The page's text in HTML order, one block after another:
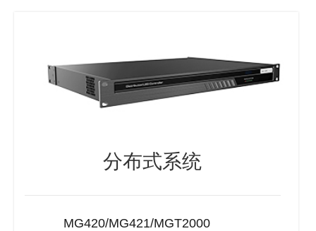
分布式系统
MG420/MG421/MGT2000